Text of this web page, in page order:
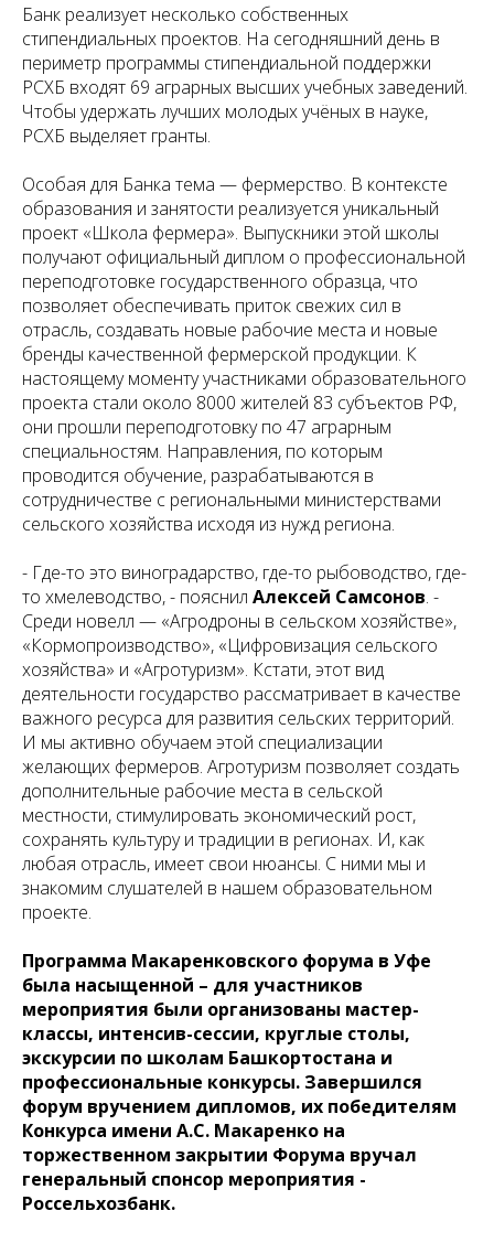
Банк реализует несколько собственных
стипендиальных проектов. На сегодняшний день в
периметр программы стипендиальной поддержки
РСХБ входят 69 аграрных высших учебных заведений.
Чтобы удержать лучших молодых учёных в науке,
РСХБ выделяет гранты.
Особая для Банка тема — фермерство. В контексте
образования и занятости реализуется уникальный
проект «Школа фермера». Выпускники этой школы
получают официальный диплом о профессиональной
переподготовке государственного образца, что
позволяет обеспечивать приток свежих сил в
отрасль, создавать новые рабочие места и новые
бренды качественной фермерской продукции. К
настоящему моментуучастниками образовательного
проекта стали около 8000 жителей 83 субъектов РФ,
они прошли переподготовку по 47 аграрным
специальностям. Направления, по которым
проводится обучение, разрабатываются в
сотрудничестве с региональными министерствами
сельского хозяйства исходя из нужд региона.
- Где-то это виноградарство, где-то рыбоводство, где-
то хмелеводство, - пояснил Алексей Самсонов. -
Среди новелл — «Агродроны в сельском хозяйстве»,
«Кормопроизводство», «Цифровизация сельского
хозяйства» и «Агротуризм». Кстати, этот вид
деятельности государство рассматривает в качестве
важного ресурса для развития сельских территорий.
И мы активно обучаем этой специализации
желающих фермеров. Агротуризм позволяет создать
дополнительные рабочие места в сельской
местности, стимулировать экономический рост,
сохранять культуру и традиции в регионах. И, как
любая отрасль, имеет свои нюансы. С ними мы и
знакомим слушателей в нашем образовательном
проекте.
Программа Макаренковского форума в Уфе
была насыщенной – для участников
мероприятия были организованы мастер-
классы, интенсив-сессии, круглые столы,
экскурсии по школам Башкортостана и
профессиональные конкурсы. Завершился
форум вручением дипломов, их победителям
Конкурса имени А.С. Макаренко на
торжественном закрытии Форума вручал
генеральный спонсор мероприятия -
Россельхозбанк.